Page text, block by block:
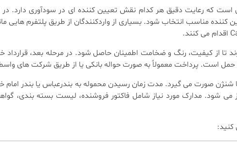
است که رعایت دقیق هر کدام نقش تعیین کننده ای در سودآوری دارد. در
تا از کیفیت، رنگ و ضخامت اطمینان حاصل شود. در مرحله بعد،
است. پرداخت معمولاً به صورت حواله بانکی یا از طریق شرکت های
شود. مدارک مورد نیاز شامل فاکتور فروشنده، لیست بسته بندی، گواهی
کنید: